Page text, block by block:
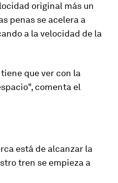
original más un
penas se acelera a
a la velocidad de la
que ver con la
comenta el
está de alcanzar la
tren se empieza a